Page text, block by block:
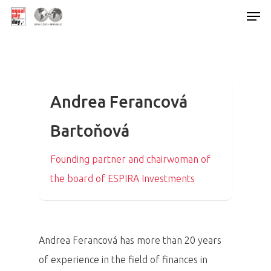
Andrea Ferancová
Bartoňová
Founding partner and chairwoman of
the board of ESPIRA Investments
Andrea Ferancová has more than 20 years
of experience in the field of finances in